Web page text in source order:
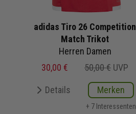
adidas Tiro 26 Competition
Match Trikot
Herren Damen
30,00 €
50,00 € UVP
Details Merken
+ 7 Interessenten